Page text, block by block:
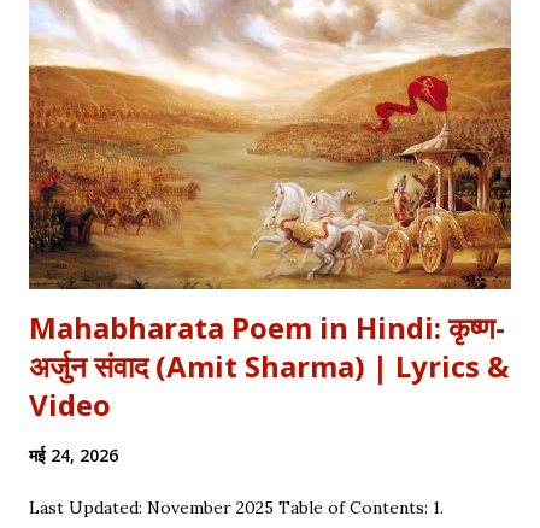
औरतों की विद्रोही कहानियों में पढ़ा है। Exam Relevance (UPSC / NET
/ Academic) विषय: 1857 का स्वतंत्रता संग्राम (History) साहित्य: वीर रस
और राष्ट्रीय सांस्कृतिक काव्यधारा (Hindi Literature) महत्व: ...
Mahabharata Poem in Hindi: कृष्ण-
अर्जुन संवाद (Amit Sharma) | Lyrics &
Video
मई 24, 2026
Last Updated: November 2025 Table of Contents: 1.